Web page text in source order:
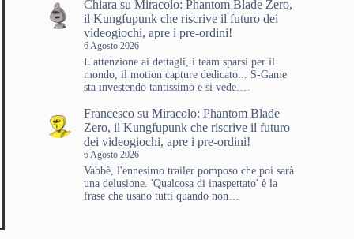
Chiara suMiracolo: Phantom Blade Zero,
il Kungfupunk che riscrive il futuro dei
videogiochi, apre i pre-ordini!
6 Agosto 2026
L'attenzione ai dettagli, i team sparsi per il
mondo, il motion capture dedicato... S-Game
sta investendo tantissimo e si vede.…
Francesco suMiracolo: Phantom Blade
Zero, il Kungfupunk che riscrive il futuro
dei videogiochi, apre i pre-ordini!
6 Agosto 2026
Vabbè, l'ennesimo trailer pomposo che poi sarà
una delusione. 'Qualcosa di inaspettato' è la
frase che usano tutti quando non…